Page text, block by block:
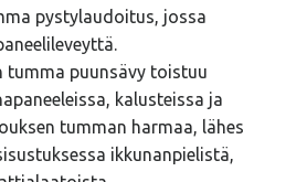
pystylaudoitus, jossa
tumma puunsävy toistuu
kalusteissa ja
tumman harmaa, lähes
ikkunanpielistä,